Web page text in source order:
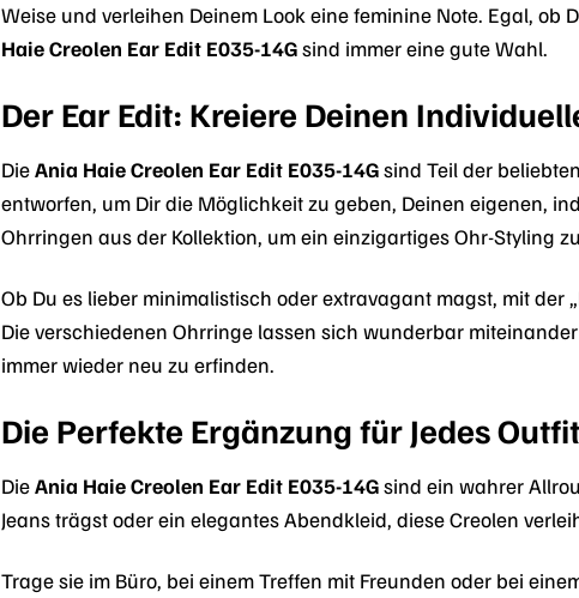
Weise und verleihen Deinem Look eine feminine Note. Egal,
Haie Creolen Ear Edit E035-14Gsind immer eine gute Wahl.
Der Ear Edit: Kreiere Deinen
DieAnia Haie Creolen Ear Edit E035-14Gsind Teil der
entworfen, um Dir die Möglichkeit zu geben, Deinen eigenen,
Ohrringen aus der Kollektion, um ein einzigartiges Ohr-Styling
Ob Du es lieber minimalistisch oder extravagant magst, mit der
Die verschiedenen Ohrringe lassen sich wunderbar
immer wieder neu zu erfinden.
Die Perfekte Ergänzung für Jedes Outfit
DieAnia Haie Creolen Ear Edit E035-14Gsind ein wahrer
Jeans trägst oder ein elegantes Abendkleid, diese Creolen
Trage sie im Büro, bei einem Treffen mit Freunden oder bei